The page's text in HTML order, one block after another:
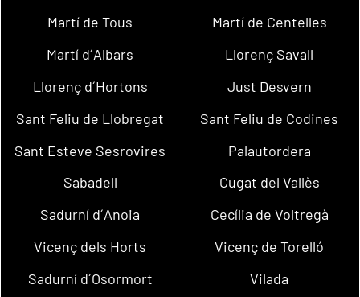
Martí de Tous
Martí de Centelles
Martí d´Albars
Llorenç Savall
Llorenç d´Hortons
Just Desvern
Sant Feliu de Llobregat
Sant Feliu de Codines
Sant Esteve Sesrovires
Palautordera
Sabadell
Cugat del Vallès
Sadurní d´Anoia
Cecília de Voltregà
Vicenç dels Horts
Vicenç de Torelló
Sadurní d´Osormort
Vilada